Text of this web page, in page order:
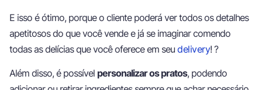
E isso é ótimo, porque o cliente poderá ver todos os detalhes
apetitosos do que você vende e já se imaginar comendo
todas as delícias que você oferece em seu delivery! ?
Além disso, é possível personalizar os pratos, podendo